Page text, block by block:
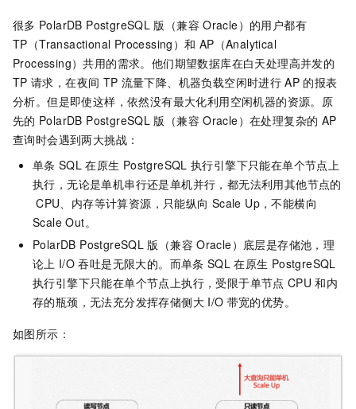
很多 PolarDB PostgreSQL 版（兼容 Oracle） 的用户都有
TP（Transactional Processing）和 AP（Analytical
Processing）共用的需求。他们期望数据库在白天处理高并发的
TP 请求，在夜间 TP 流量下降、机器负载空闲时进行 AP 的报表
分析。但是即使这样，依然没有最大化利用空闲机器的资源。原
先的 PolarDB PostgreSQL 版（兼容 Oracle） 在处理复杂的 AP
查询时会遇到两大挑战：
单条 SQL 在原生 PostgreSQL 执行引擎下只能在单个节点上
执行，无论是单机串行还是单机并行，都无法利用其他节点的
CPU、内存等计算资源，只能纵向 Scale Up，不能横向
Scale Out。
PolarDB PostgreSQL 版（兼容 Oracle） 底层是存储池，理
论上 I/O 吞吐是无限大的。而单条 SQL 在原生 PostgreSQL
执行引擎下只能在单个节点上执行，受限于单节点 CPU 和内
存的瓶颈，无法充分发挥存储侧大 I/O 带宽的优势。
如图所示：